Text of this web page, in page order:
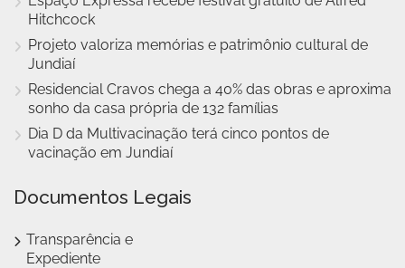
Hitchcock
Projeto valoriza memórias e patrimônio cultural de
Jundiaí
Residencial Cravos chega a 40% das obras e aproxima
sonho da casa própria de 132 famílias
Dia D da Multivacinação terá cinco pontos de
vacinação em Jundiaí
Documentos Legais
Transparência e
Expediente